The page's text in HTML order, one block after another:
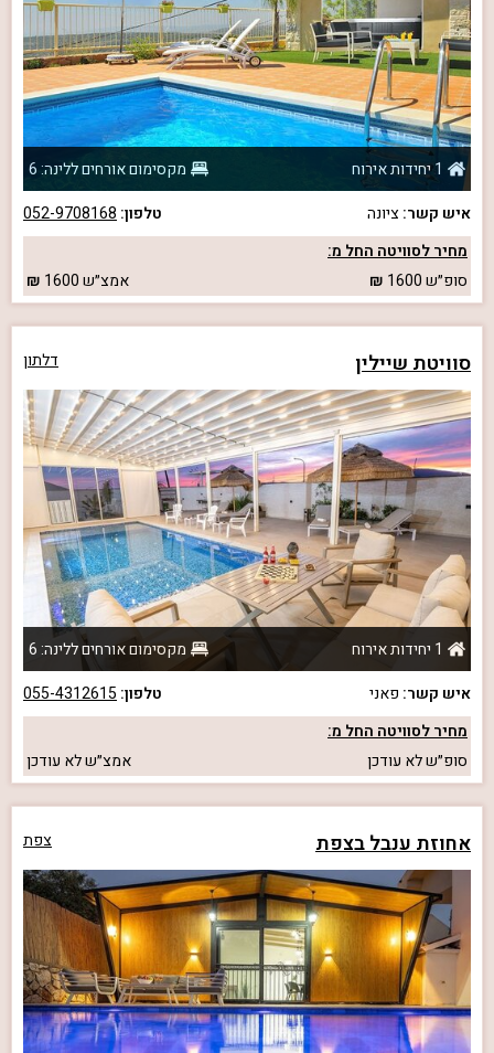
1 יחידות אירוח
מקסימום אורחים ללינה: 6
איש קשר:ציונה טלפון: 052-9708168
מחיר לסוויטה החל מ:
סופ״ש1600 אמצ״ש1600
סוויטת שיילין דלתון
1 יחידות אירוח
מקסימום אורחים ללינה: 6
איש קשר: פאני טלפון: 055-4312615
מחיר לסוויטה החל מ:
סופ״שלא עודכן אמצ״שלא עודכן
אחוזת ענבל בצפת צפת